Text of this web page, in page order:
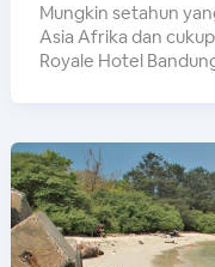
Mungkin setahun
Asia Afrika dan
Royale Hotel